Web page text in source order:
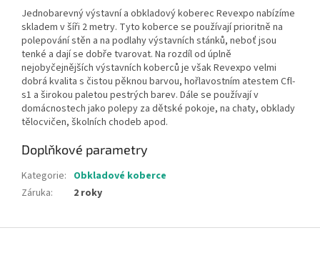
Jednobarevný výstavní a obkladový koberec Revexpo nabízíme
skladem v šíři 2 metry. Tyto koberce se používají prioritně na
polepování stěn a na podlahy výstavních stánků, neboť jsou
tenké a dají se dobře tvarovat. Na rozdíl od úplně
nejobyčejnějších výstavních koberců je však Revexpo velmi
dobrá kvalita s čistou pěknou barvou, hořlavostním atestem Cfl-
s1 a širokou paletou pestrých barev. Dále se používají v
domácnostech jako polepy za dětské pokoje, na chaty, obklady
tělocvičen, školních chodeb apod.
Doplňkové parametry
Kategorie: Obkladové koberce
Záruka: 2 roky